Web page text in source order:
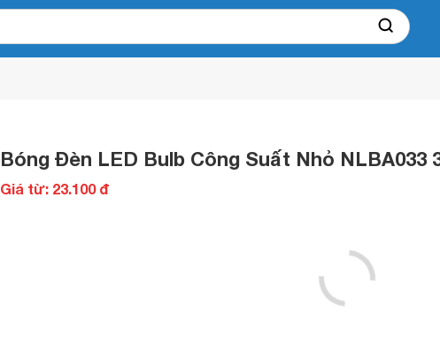
Bóng Đèn LED Bulb Công Suất Nhỏ NLBA033
Giá từ: 23.100 đ